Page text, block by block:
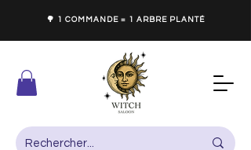
🌳 1 COMMANDE = 1 ARBRE PLANTÉ